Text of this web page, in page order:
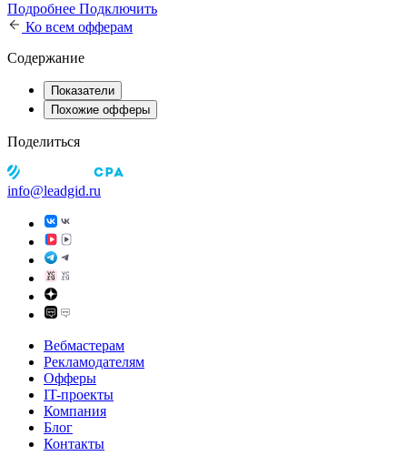
Подробнее Подключить
Ко всем офферам
Содержание
Показатели
Похожие офферы
Поделиться
info@leadgid.ru
Вебмастерам
Рекламодателям
Офферы
IT-проекты
Компания
Блог
Контакты